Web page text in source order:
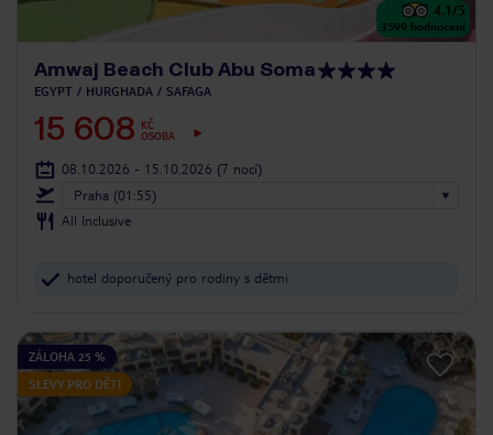
4.1/5
3599 hodnocení
Amwaj Beach Club Abu Soma
EGYPT HURGHADA SAFAGA
15 608
KČ
OSOBA
08.10.2026 - 15.10.2026 (7 nocí)
Praha (01:55)
All Inclusive
hotel doporučený pro rodiny s dětmi
ZÁLOHA 25 %
SLEVY PRO DĚTI